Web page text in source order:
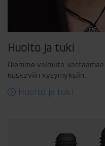
Huolto ja tuki
Olemme valmiita
koskeviin kysymyksiin.
Huolto ja tuki